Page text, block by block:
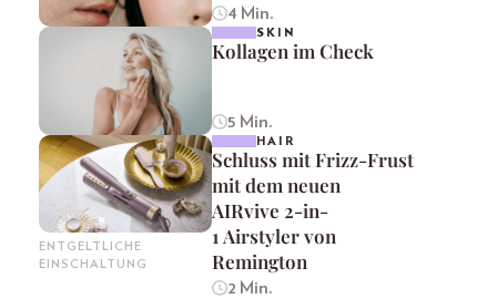
4 Min.
SKIN
Kollagen im Check
5 Min.
ENTGELTLICHE
EINSCHALTUNG
HAIR
Schluss mit Frizz-Frust
mit dem neuen
AIRvive 2-in-
1 Airstyler von
Remington
2 Min.